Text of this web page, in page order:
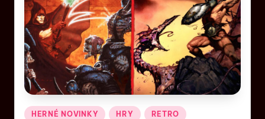
HERNÉ NOVINKY HRY RETRO